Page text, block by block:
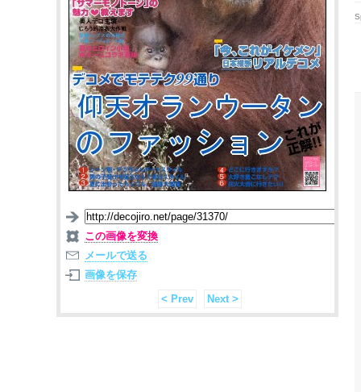
この画像を変換
メールで送る
画像を保存
< Prev
Next >